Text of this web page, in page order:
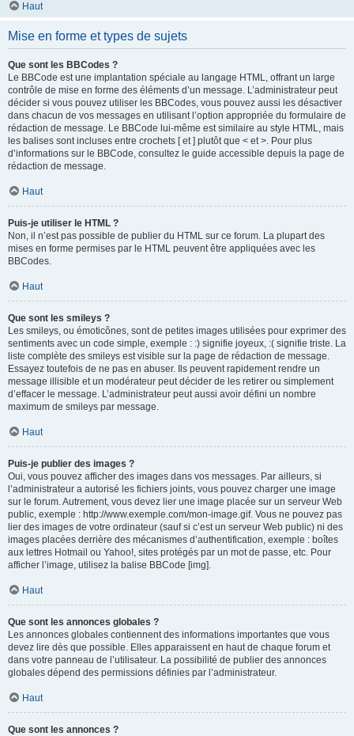
Haut
Mise en forme et types de sujets
Que sont les BBCodes ?
Le BBCode est une implantation spéciale au langage HTML, offrant un large
contrôle de mise en forme des éléments d’un message. L’administrateur peut
décider si vous pouvez utiliser les BBCodes, vous pouvez aussi les désactiver
dans chacun de vos messages en utilisant l’option appropriée du formulaire de
rédaction de message. Le BBCode lui-même est similaire au style HTML, mais
les balises sont incluses entre crochets [ et ] plutôt que < et >. Pour plus
d’informations sur le BBCode, consultez le guide accessible depuis la page de
rédaction de message.
Haut
Puis-je utiliser le HTML ?
Non, il n’est pas possible de publier du HTML sur ce forum. La plupart des
mises en forme permises par le HTML peuvent être appliquées avec les
BBCodes.
Haut
Que sont les smileys ?
Les smileys, ou émoticônes, sont de petites images utilisées pour exprimer des
sentiments avec un code simple, exemple : :) signifie joyeux, :( signifie triste. La
liste complète des smileys est visible sur la page de rédaction de message.
Essayez toutefois de ne pas en abuser. Ils peuvent rapidement rendre un
message illisible et un modérateur peut décider de les retirer ou simplement
d’effacer le message. L’administrateur peut aussi avoir défini un nombre
maximum de smileys par message.
Haut
Puis-je publier des images ?
Oui, vous pouvez afficher des images dans vos messages. Par ailleurs, si
l’administrateur a autorisé les fichiers joints, vous pouvez charger une image
sur le forum. Autrement, vous devez lier une image placée sur un serveur Web
public, exemple : http://www.exemple.com/mon-image.gif. Vous ne pouvez pas
lier des images de votre ordinateur (sauf si c’est un serveur Web public) ni des
images placées derrière des mécanismes d’authentification, exemple : boîtes
aux lettres Hotmail ou Yahoo!, sites protégés par un mot de passe, etc. Pour
afficher l’image, utilisez la balise BBCode [img].
Haut
Que sont les annonces globales ?
Les annonces globales contiennent des informations importantes que vous
devez lire dès que possible. Elles apparaissent en haut de chaque forum et
dans votre panneau de l’utilisateur. La possibilité de publier des annonces
globales dépend des permissions définies par l’administrateur.
Haut
Que sont les annonces ?